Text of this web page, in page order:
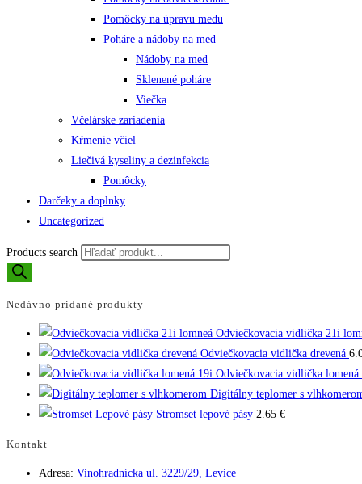
Pomôcky na úpravu medu
Poháre a nádoby na med
Nádoby na med
Sklenené poháre
Viečka
Včelárske zariadenia
Kŕmenie včiel
Liečivá kyseliny a dezinfekcia
Pomôcky
Darčeky a doplnky
Uncategorized
Products search
Nedávno pridané produkty
Odviečkovacia vidlička 21i
Odviečkovacia vidlička drevená
Odviečkovacia vidlička lomená
Digitálny teplomer s
Stromset lepové pásy 2.65 €
Kontakt
Adresa: Vinohradnícka ul. 3229/29, Levice